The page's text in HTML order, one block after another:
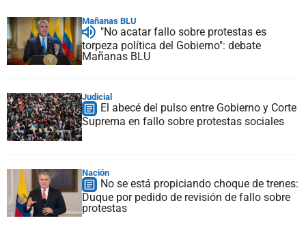
Mañanas BLU
"No acatar fallo sobre protestas es
torpeza política del Gobierno": debate
Mañanas BLU
Judicial
El abecé del pulso entre Gobierno y Corte
Suprema en fallo sobre protestas sociales
Nación
No se está propiciando choque de trenes:
Duque por pedido de revisión de fallo sobre
protestas